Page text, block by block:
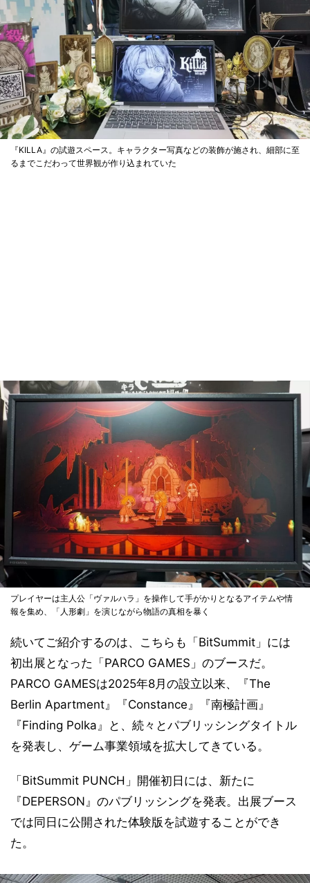
『KILLA』の試遊スペース。キャラクター写真などの装飾が施され、細部に至
るまでこだわって世界観が作り込まれていた
プレイヤーは主人公「ヴァルハラ」を操作して手がかりとなるアイテムや情
報を集め、「人形劇」を演じながら物語の真相を暴く
続いてご紹介するのは、こちらも「BitSummit」には
初出展となった「PARCO GAMES」のブースだ。
PARCO GAMESは2025年8月の設立以来、『The
Berlin Apartment』『Constance』『南極計画』
『Finding Polka』と、続々とパブリッシングタイトル
を発表し、ゲーム事業領域を拡大してきている。
「BitSummit PUNCH」開催初日には、新たに
『DEPERSON』のパブリッシングを発表。出展ブース
では同日に公開された体験版を試遊することができ
た。